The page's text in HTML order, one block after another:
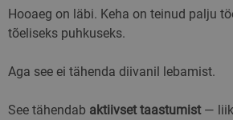
Hooaeg on läbi. Keha on teinud palju
tõeliseks puhkuseks.
Aga see ei tähenda diivanil lebamist.
See tähendab aktiivset taastumist—